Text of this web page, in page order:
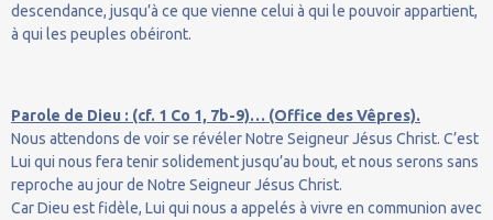
descendance, jusqu’à ce que vienne celui à qui le pouvoir appartient,
à qui les peuples obéiront.
Parole de Dieu : (cf. 1 Co 1, 7b-9)… (Office des Vêpres).
Nous attendons de voir se révéler Notre Seigneur Jésus Christ. C’est
Lui qui nous fera tenir solidement jusqu’au bout, et nous serons sans
reproche au jour de Notre Seigneur Jésus Christ.
Car Dieu est fidèle, Lui qui nous a appelés à vivre en communion avec